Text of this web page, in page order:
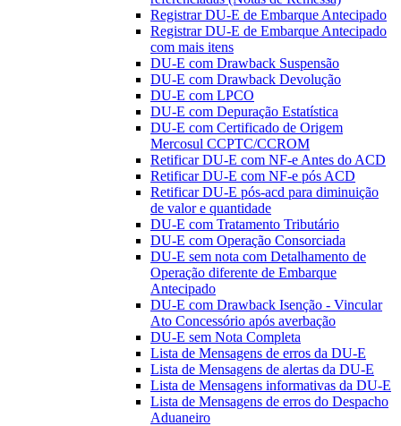
Registrar DU-E de Embarque Antecipado
Registrar DU-E de Embarque Antecipado
com mais itens
DU-E com Drawback Suspensão
DU-E com Drawback Devolução
DU-E com LPCO
DU-E com Depuração Estatística
DU-E com Certificado de Origem
Mercosul CCPTC/CCROM
Retificar DU-E com NF-e Antes do ACD
Retificar DU-E com NF-e pós ACD
Retificar DU-E pós-acd para diminuição
de valor e quantidade
DU-E com Tratamento Tributário
DU-E com Operação Consorciada
DU-E sem nota com Detalhamento de
Operação diferente de Embarque
Antecipado
DU-E com Drawback Isenção - Vincular
Ato Concessório após averbação
DU-E sem Nota Completa
Lista de Mensagens de erros da DU-E
Lista de Mensagens de alertas da DU-E
Lista de Mensagens informativas da DU-E
Lista de Mensagens de erros do Despacho
Aduaneiro